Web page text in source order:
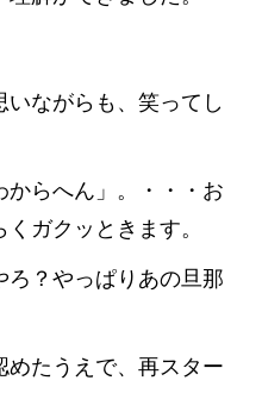
ながらも、笑ってし
からへん」。・・・お
ガクッときます。
ろ？やっぱりあの旦那
めたうえで、再スター